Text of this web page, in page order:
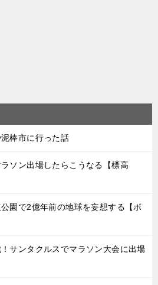
棒市に行った話
ソン出場したらこうなる【標高
公園で2億年前の地球を妄想する【ボ
サンタクルスでマラソン大会に出場